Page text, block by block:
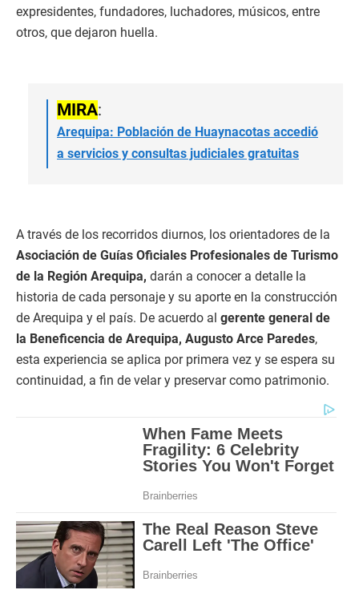
expresidentes, fundadores, luchadores, músicos, entre
otros, que dejaron huella.
MIRA:
Arequipa: Población de Huaynacotas accedió
a servicios y consultas judiciales gratuitas
A través de los recorridos diurnos, los orientadores de la
Asociación de Guías Oficiales Profesionales de Turismo
de la Región Arequipa, darán a conocer a detalle la
historia de cada personaje y su aporte en la construcción
de Arequipa y el país. De acuerdo al gerente general de
la Beneficencia de Arequipa, Augusto Arce Paredes,
esta experiencia se aplica por primera vez y se espera su
continuidad, a fin de velar y preservar como patrimonio.